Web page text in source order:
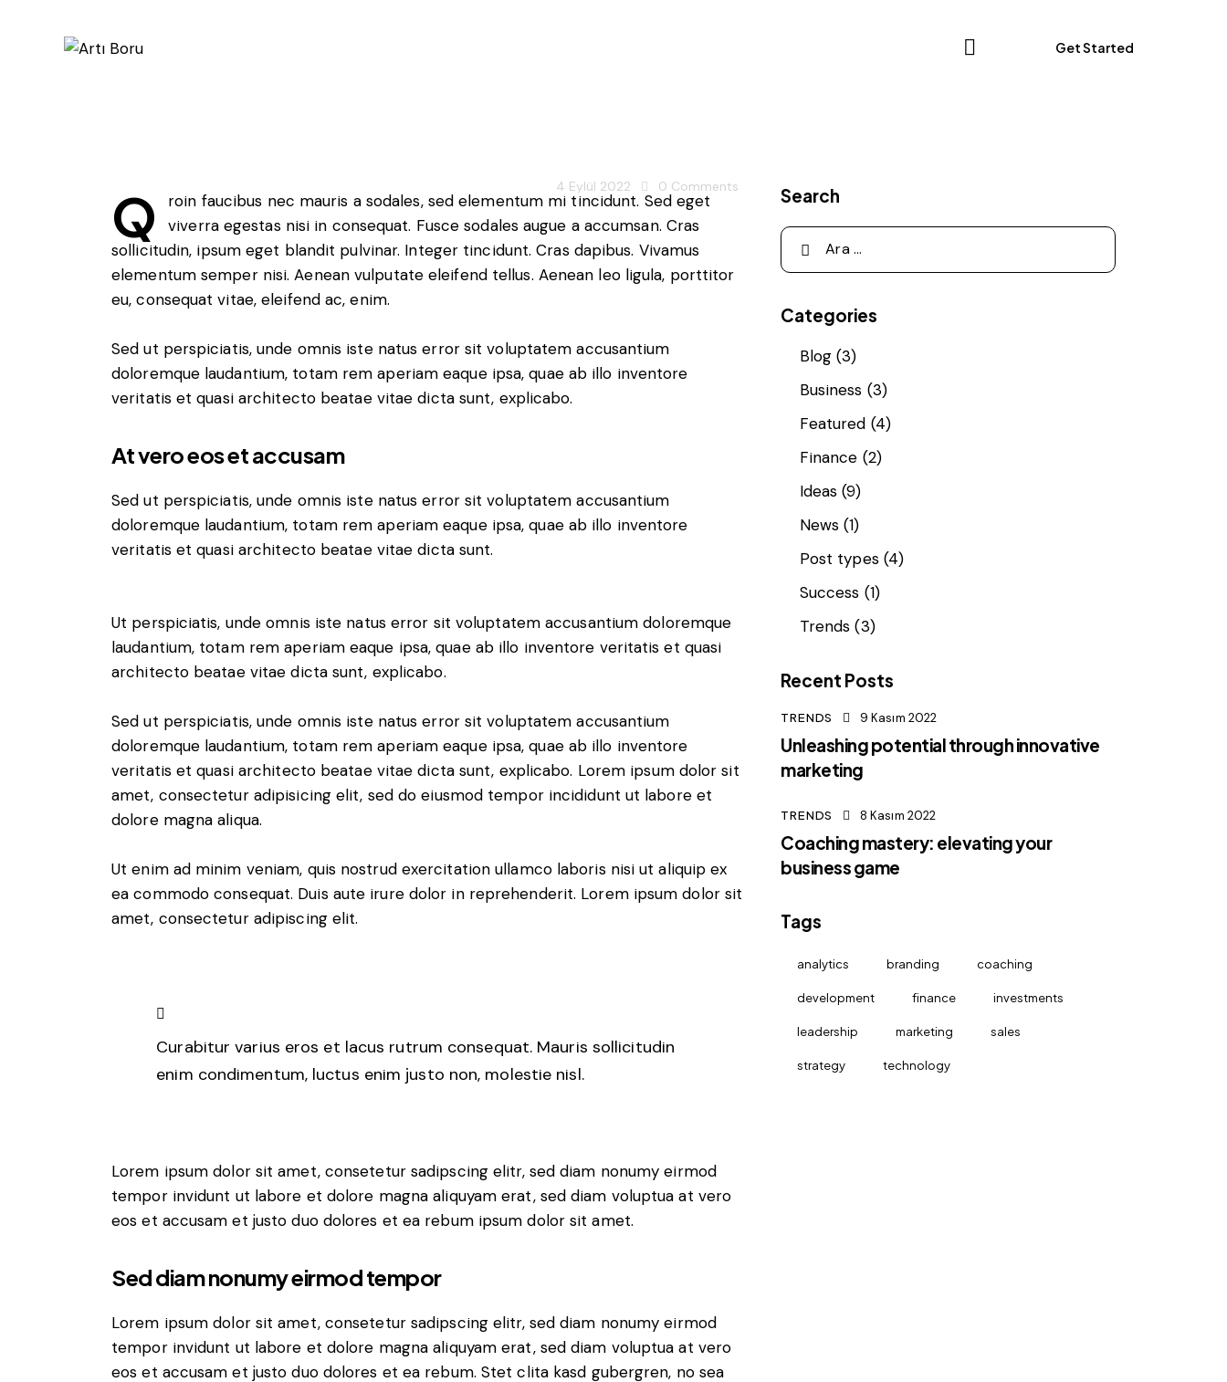
Get Started
Bulletproofing your business: essential
4 Eylül 2022 0 Comments
Q
roin faucibus nec mauris a sodales, sed elementum mi tincidunt. Sed eget
viverra egestas nisi in consequat. Fusce sodales augue a accumsan. Cras
sollicitudin, ipsum eget blandit pulvinar. Integer tincidunt. Cras dapibus. Vivamus
elementum semper nisi. Aenean vulputate eleifend tellus. Aenean leo ligula, porttitor
eu, consequat vitae, eleifend ac, enim.
Sed ut perspiciatis, unde omnis iste natus error sit voluptatem accusantium
doloremque laudantium, totam rem aperiam eaque ipsa, quae ab illo inventore
veritatis et quasi architecto beatae vitae dicta sunt, explicabo.
At vero eos et accusam
Sed ut perspiciatis, unde omnis iste natus error sit voluptatem accusantium
doloremque laudantium, totam rem aperiam eaque ipsa, quae ab illo inventore
veritatis et quasi architecto beatae vitae dicta sunt.
Ut perspiciatis, unde omnis iste natus error sit voluptatem accusantium doloremque
laudantium, totam rem aperiam eaque ipsa, quae ab illo inventore veritatis et quasi
architecto beatae vitae dicta sunt, explicabo.
Sed ut perspiciatis, unde omnis iste natus error sit voluptatem accusantium
doloremque laudantium, totam rem aperiam eaque ipsa, quae ab illo inventore
veritatis et quasi architecto beatae vitae dicta sunt, explicabo. Lorem ipsum dolor sit
amet, consectetur adipisicing elit, sed do eiusmod tempor incididunt ut labore et
dolore magna aliqua.
Ut enim ad minim veniam, quis nostrud exercitation ullamco laboris nisi ut aliquip ex
ea commodo consequat. Duis aute irure dolor in reprehenderit. Lorem ipsum dolor sit
amet, consectetur adipiscing elit.
Curabitur varius eros et lacus rutrum consequat. Mauris sollicitudin
enim condimentum, luctus enim justo non, molestie nisl.
Lorem ipsum dolor sit amet, consetetur sadipscing elitr, sed diam nonumy eirmod
tempor invidunt ut labore et dolore magna aliquyam erat, sed diam voluptua at vero
eos et accusam et justo duo dolores et ea rebum ipsum dolor sit amet.
Sed diam nonumy eirmod tempor
Lorem ipsum dolor sit amet, consetetur sadipscing elitr, sed diam nonumy eirmod
tempor invidunt ut labore et dolore magna aliquyam erat, sed diam voluptua at vero
eos et accusam et justo duo dolores et ea rebum. Stet clita kasd gubergren, no sea
Search
Categories
Blog (3)
Business (3)
Featured (4)
Finance (2)
Ideas (9)
News (1)
Post types(4)
Success (1)
Trends (3)
Recent Posts
TRENDS 9 Kasım 2022
Unleashing potential through innovative
marketing
TRENDS 8 Kasım 2022
Coaching mastery: elevating your
business game
Tags
analytics branding coaching
development finance investments
leadership marketing sales
strategy technology